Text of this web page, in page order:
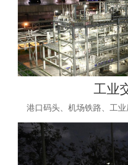
工业
港口码头、机场铁路、工